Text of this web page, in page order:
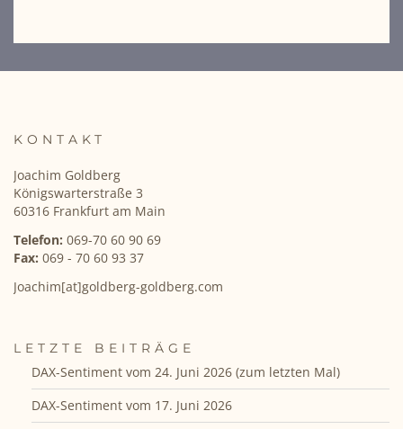
KONTAKT
Joachim Goldberg
Königswarterstraße 3
60316 Frankfurt am Main
Telefon: 069-70 60 90 69
Fax: 069 - 70 60 93 37
Joachim[at]goldberg-goldberg.com
LETZTE BEITRÄGE
DAX-Sentiment vom 24. Juni 2026 (zum letzten Mal)
DAX-Sentiment vom 17. Juni 2026